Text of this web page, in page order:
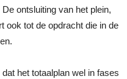
ontsluiting van het plein,
ook tot de opdracht die in de
het totaalplan wel in fases